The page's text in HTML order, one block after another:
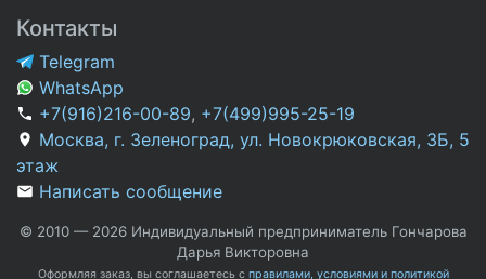
Контакты
Telegram
WhatsApp
+7(916)216-00-89, +7(499)995-25-19
Москва, г. Зеленоград, ул. Новокрюковская, 3Б, 5
этаж
Написать сообщение
© 2010 — 2026 Индивидуальный предприниматель Гончарова
Дарья Викторовна
Оформляя заказ, вы соглашаетесь с правилами, условиями и политикой